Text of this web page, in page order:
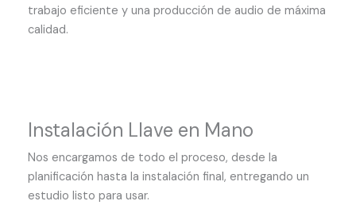
trabajo eficiente y una producción de audio de máxima
calidad.
Instalación Llave en Mano
Nos encargamos de todo el proceso, desde la
planificación hasta la instalación final, entregando un
estudio listo para usar.